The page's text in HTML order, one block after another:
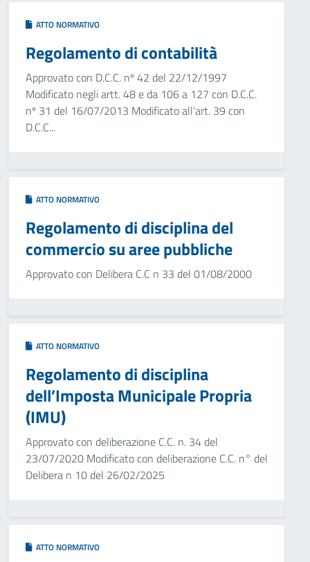
ATTO NORMATIVO
Regolamento di contabilità
Approvato con D.C.C. nº 42 del 22/12/1997
Modificato negli artt. 48 e da 106 a 127 con D.C.C.
nº 31 del 16/07/2013 Modificato all’art. 39 con
D.C.C...
ATTO NORMATIVO
Regolamento di disciplina del
commercio su aree pubbliche
Approvato con Delibera C.C n 33 del 01/08/2000
ATTO NORMATIVO
Regolamento di disciplina
dell’Imposta Municipale Propria
(IMU)
Approvato con deliberazione C.C. n. 34 del
23/07/2020 Modificato con deliberazione C.C. n° del
Delibera n 10 del 26/02/2025
ATTO NORMATIVO